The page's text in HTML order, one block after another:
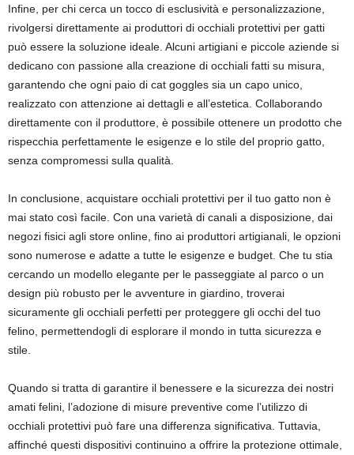
Infine, per chi cerca un tocco di esclusività e personalizzazione,
rivolgersi direttamente ai produttori di occhiali protettivi per gatti
può essere la soluzione ideale. Alcuni artigiani e piccole aziende si
dedicano con passione alla creazione di occhiali fatti su misura,
garantendo che ogni paio di cat goggles sia un capo unico,
realizzato con attenzione ai dettagli e all’estetica. Collaborando
direttamente con il produttore, è possibile ottenere un prodotto che
rispecchia perfettamente le esigenze e lo stile del proprio gatto,
senza compromessi sulla qualità.
In conclusione, acquistare occhiali protettivi per il tuo gatto non è
mai stato così facile. Con una varietà di canali a disposizione, dai
negozi fisici agli store online, fino ai produttori artigianali, le opzioni
sono numerose e adatte a tutte le esigenze e budget. Che tu stia
cercando un modello elegante per le passeggiate al parco o un
design più robusto per le avventure in giardino, troverai
sicuramente gli occhiali perfetti per proteggere gli occhi del tuo
felino, permettendogli di esplorare il mondo in tutta sicurezza e
stile.
Quando si tratta di garantire il benessere e la sicurezza dei nostri
amati felini, l’adozione di misure preventive come l’utilizzo di
occhiali protettivi può fare una differenza significativa. Tuttavia,
affinché questi dispositivi continuino a offrire la protezione ottimale,